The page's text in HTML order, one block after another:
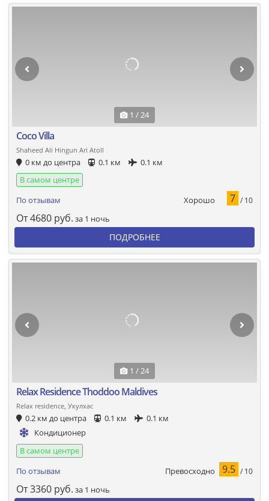
1 / 24
Coco Villa
Shaheed Ali Hingun Ari Atoll
0 км до центра 0.1 км
0.1 км
В самом центре
По отзывам
Хорошо 7 / 10
От4680 руб. за 1 ночь
ПОДРОБНЕЕ
1 / 24
Relax Residence Thoddoo Maldives
Relax residence, Укулхас
0.2 км до центра 0.1 км
0.1 км
Кондиционер
В самом центре
По отзывам
Превосходно 9.5 / 10
От3360 руб. за 1 ночь